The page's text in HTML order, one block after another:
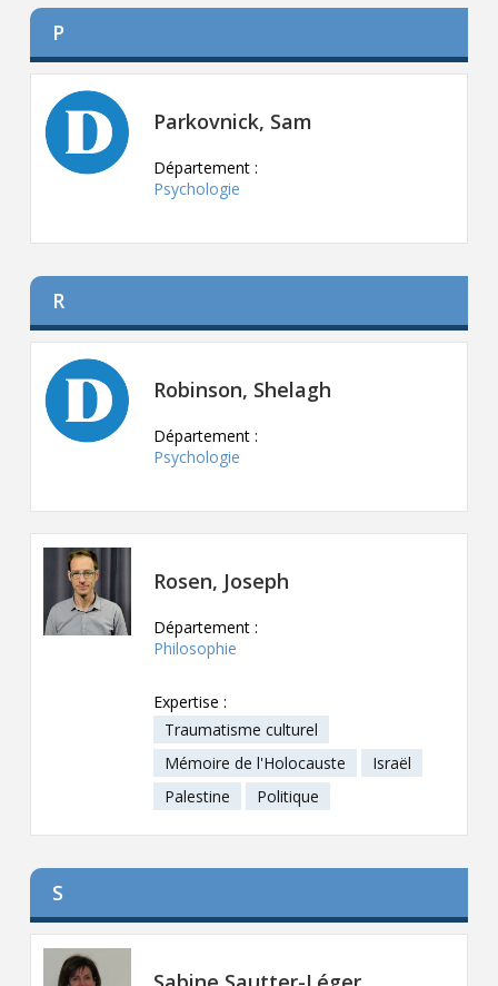
P
Parkovnick, Sam
Département :
Psychologie
R
Robinson, Shelagh
Département :
Psychologie
Rosen, Joseph
Département :
Philosophie
Expertise :
Traumatisme culturel
Mémoire de l'Holocauste
Israël
Palestine
Politique
S